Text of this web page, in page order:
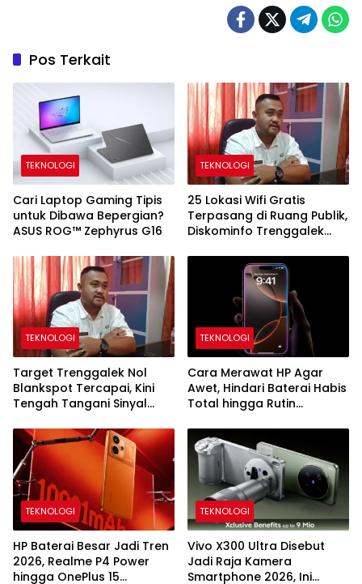
Pos Terkait
TEKNOLOGI
Cari Laptop Gaming Tipis
untuk Dibawa Bepergian?
ASUS ROG™ Zephyrus G16
TEKNOLOGI
25 Lokasi Wifi Gratis
Terpasang di Ruang Publik,
Diskominfo Trenggalek
TEKNOLOGI
Target Trenggalek Nol
Blankspot Tercapai, Kini
Tengah Tangani Sinyal
TEKNOLOGI
Cara Merawat HP Agar
Awet, Hindari Baterai Habis
Total hingga Rutin
TEKNOLOGI
HP Baterai Besar Jadi Tren
2026, Realme P4 Power
hingga OnePlus 15
TEKNOLOGI
Vivo X300 Ultra Disebut
Jadi Raja Kamera
Smartphone 2026, Ini